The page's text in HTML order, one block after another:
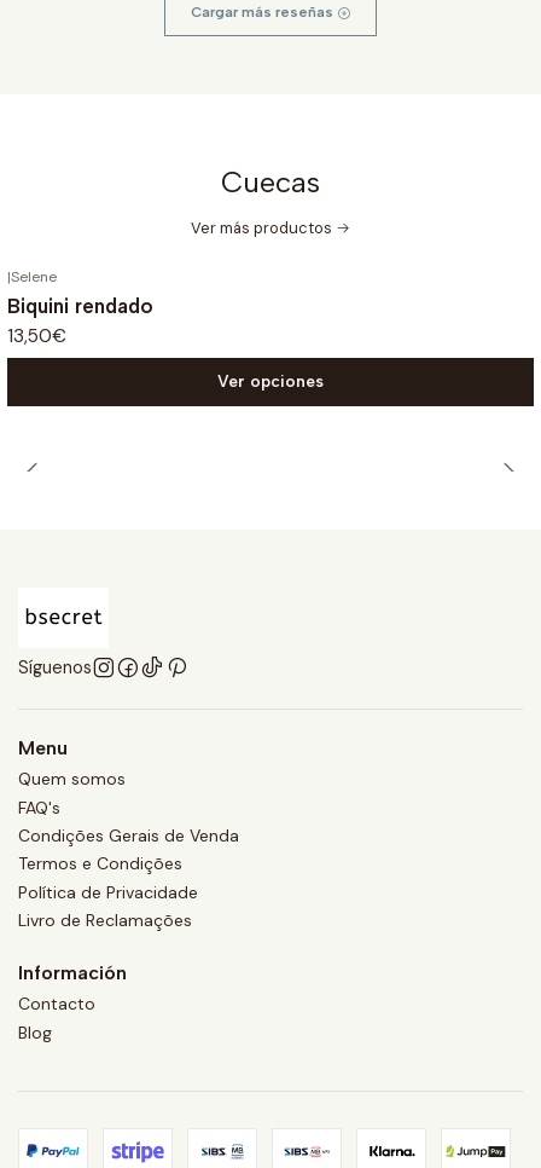
Cargar más reseñas
Cuecas
Ver más productos
|Selene
Biquini rendado
13,50€
Ver opciones
Síguenos
Menu
Quem somos
FAQ's
Condições Gerais de Venda
Termos e Condições
Política de Privacidade
Livro de Reclamações
Información
Contacto
Blog